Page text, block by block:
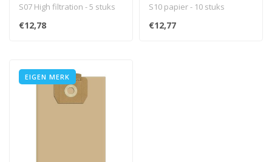
S07 High filtration - 5 stuks
€12,78
S10 papier - 10 stuks
€12,77
EIGEN MERK